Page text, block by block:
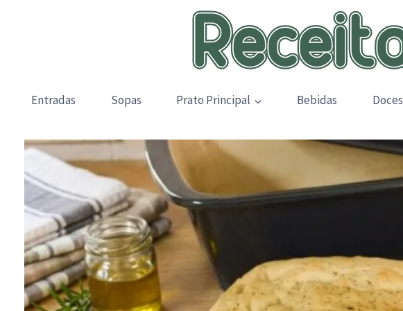
Entradas Sopas Prato Principal Bebidas Doces